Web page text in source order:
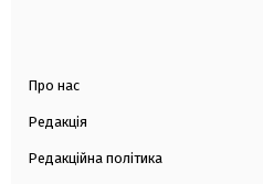
Про нас
Редакція
Редакційна політика